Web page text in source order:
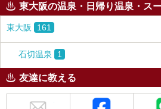
東大阪の温泉・日帰り温泉・ス
東大阪 161
石切温泉 1
友達に教える